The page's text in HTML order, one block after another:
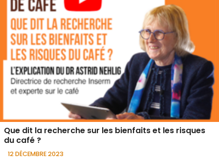
Que dit la recherche sur les bienfaits et les risques
du café ?
12 DÉCEMBRE 2023